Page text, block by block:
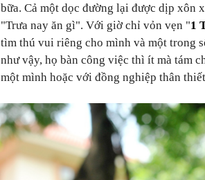
bữa. Cả một dọc đường lại được dịp xôn
"Trưa nay ăn gì". Với giờ chỉ vỏn vẹn "1
tìm thú vui riêng cho mình và một trong
như vậy, họ bàn công việc thì ít mà tám
một mình hoặc với đồng nghiệp thân